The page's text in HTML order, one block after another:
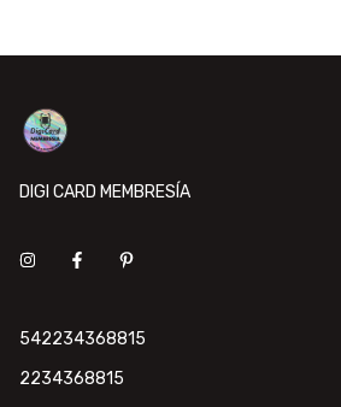
DIGI CARD MEMBRESÍA
542234368815
2234368815